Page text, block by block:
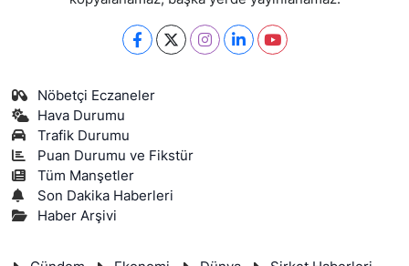
Nöbetçi Eczaneler
Hava Durumu
Trafik Durumu
Puan Durumu ve Fikstür
Tüm Manşetler
Son Dakika Haberleri
Haber Arşivi